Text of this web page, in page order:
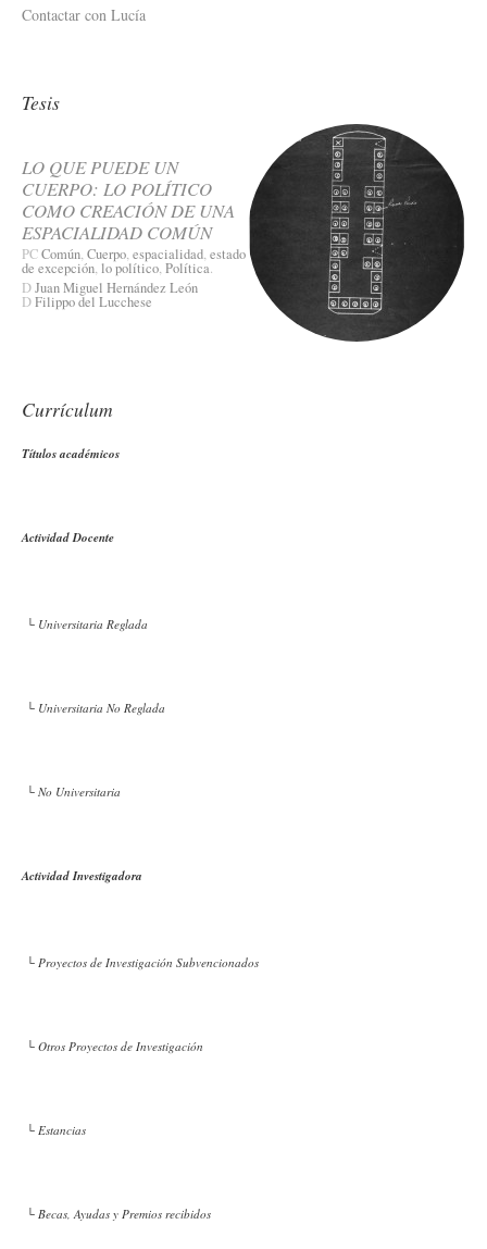
Contactar con Lucía
Tesis
LO QUE PUEDE UN
CUERPO: LO POLÍTICO
COMO CREACIÓN DE UNA
ESPACIALIDAD COMÚN
PCComún, Cuerpo, espacialidad, estado
de excepción, lo político, Política.
DJuan Miguel Hernández León
DFilippo del Lucchese
Currículum
Títulos académicos
Actividad Docente
└ Universitaria Reglada
└ Universitaria No Reglada
└ No Universitaria
Actividad Investigadora
└ Proyectos de Investigación Subvencionados
└ Otros Proyectos de Investigación
└ Estancias
└ Becas, Ayudas y Premios recibidos